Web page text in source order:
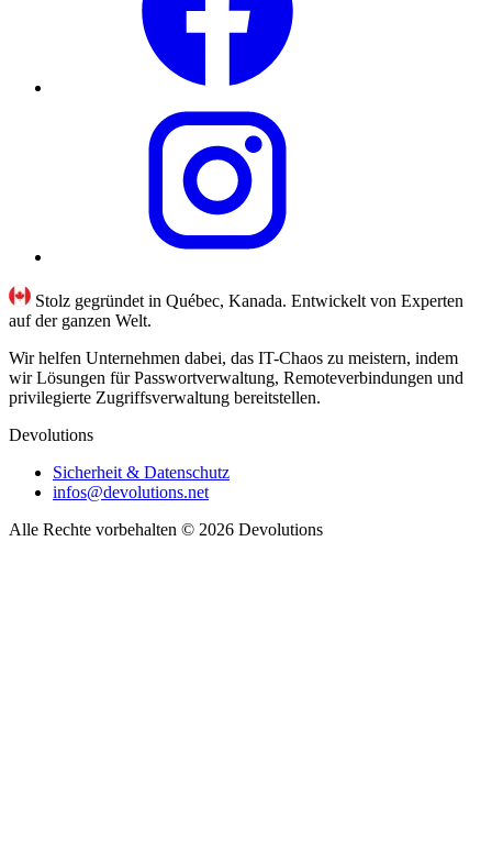
Stolz gegründet in Québec, Kanada. Entwickelt von Experten
auf der ganzen Welt.
Wir helfen Unternehmen dabei, das IT-Chaos zu meistern, indem
wir Lösungen für Passwortverwaltung, Remoteverbindungen und
privilegierte Zugriffsverwaltung bereitstellen.
Devolutions
Sicherheit & Datenschutz
infos@devolutions.net
Alle Rechte vorbehalten © 2026 Devolutions